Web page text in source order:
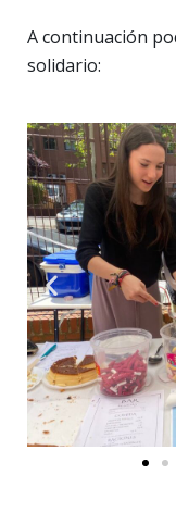
A continuación
solidario: